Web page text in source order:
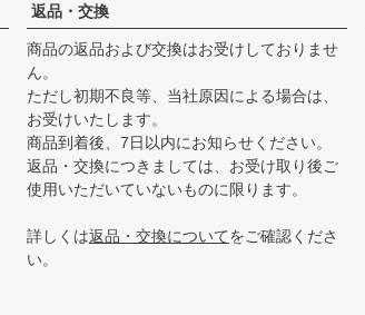
返品・交換
商品の返品および交換はお受けしておりませ
ん。
ただし初期不良等、当社原因による場合は、
お受けいたします。
商品到着後、7日以内にお知らせください。
返品・交換につきましては、お受け取り後ご
使用いただいていないものに限ります。
詳しくは返品・交換についてをご確認くださ
い。